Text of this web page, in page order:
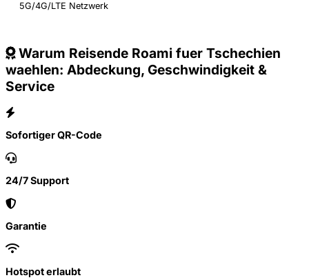
5G/4G/LTE Netzwerk
Warum Reisende Roami fuer Tschechien
waehlen: Abdeckung, Geschwindigkeit &
Service
Sofortiger QR-Code
24/7 Support
Garantie
Hotspot erlaubt